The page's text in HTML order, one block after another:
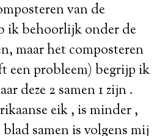
van de
ik behoorlijk onder de
maar het composteren
een probleem) begrijp ik
deze 2 samen 1 zijn .
eik , is minder ,
blad samen is volgens mij